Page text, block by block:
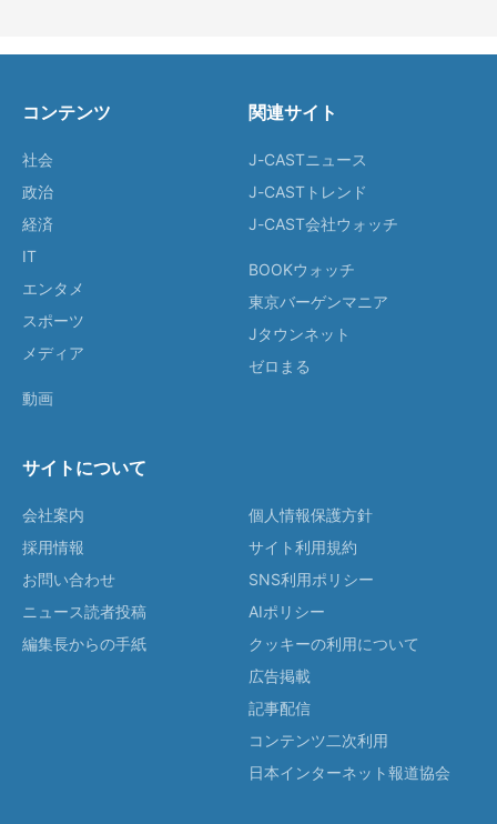
コンテンツ
社会
政治
経済
IT
エンタメ
スポーツ
メディア
動画
関連サイト
J-CASTニュース
J-CASTトレンド
J-CAST会社ウォッチ
BOOKウォッチ
東京バーゲンマニア
Jタウンネット
ゼロまる
サイトについて
会社案内
採用情報
お問い合わせ
ニュース読者投稿
編集長からの手紙
個人情報保護方針
サイト利用規約
SNS利用ポリシー
AIポリシー
クッキーの利用について
広告掲載
記事配信
コンテンツ二次利用
日本インターネット報道協会